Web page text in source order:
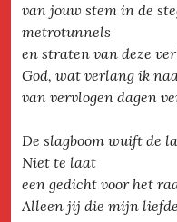
van jouw stem in de
metrotunnels
en straten van deze
God, wat verlang ik
van vervlogen dagen
De slagboom wuift de
Niet te laat
een gedicht voor het
Alleen jij die mijn